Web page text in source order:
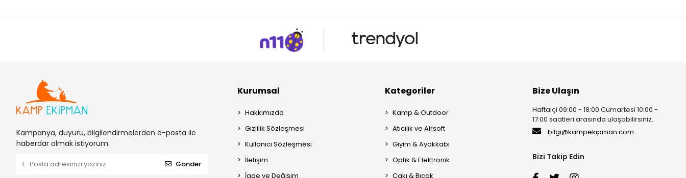
Kampanya, duyuru, bilgilendirmelerden e-posta ile
haberdar olmak istiyorum.
Gönder
Kurumsal
Hakkımızda
Gizlilik Sözleşmesi
Kullanıcı Sözleşmesi
İletişim
İade ve Değişim
Kategoriler
Kamp & Outdoor
Atıcılık ve Airsoft
Giyim & Ayakkabı
Optik & Elektronik
Çakı & Bıçak
Bize Ulaşın
Haftaiçi 09:00 - 18:00 Cumartesi 10:00 -
17:00 saatleri arasında ulaşabilirsiniz.
bilgi@kampekipman.com
Bizi Takip Edin